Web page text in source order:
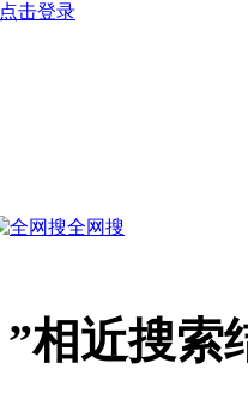
点击登录
全网搜
”相近搜索